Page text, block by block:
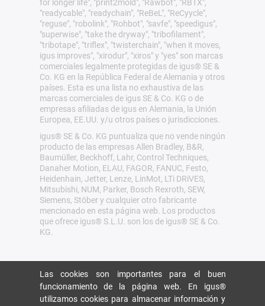
for longer life", "print2mold", "Rawbot", "RBTX",
"readycable", "readychain", "ReBeL", "ReCyycle",
"reguse", "robolink", "Rohbot", "savfe", "speedigus",
"superwise", "take the dryway", "tribofilament",
"tribotape", "triflex", "twisterchain", "when it moves,
igus improves", "xirodur", "xiros" y "yes" son marcas
comerciales legalmente protegidas de igus® SE &
Co. KG en la República Federal de Alemania y otros
países. Esta es una lista no exhaustiva de las
marcas comerciales de igus SE & Co. KG o de
empresas afiliadas de igus en Alemania, la Unión
Europea, EE.UU. y/u otros países o jurisdicciones.
igus® SE & Co. KG puntualiza que no vende ningún
producto de las empresas Allen Bradley, B&R,
Baumüller, Beckhoff, Lahr, Control Techniques,
Danaher Motion, ELAU, FAGOR, FANUC, Festo,
Heidenhain, Jetter, Lenze, LinMot, LTi DRiVES,
Mitsubishi, NUM, Parker, Bosch Rexroth, SEW,
Siemens, Stöber y cualquier otro fabricante
mencionado en esta página web. Los productos
que ofrece igus® S.L.U. son los de igus® SE & Co.
KG.
Las cookies son importantes para el buen
funcionamiento de la página web. En igus®
utilizamos cookies para almacenar información y